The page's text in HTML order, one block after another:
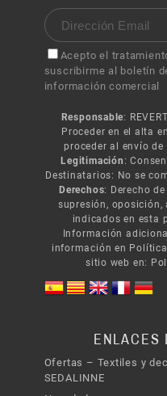
Acepto el
suscribirme al boletín
información comercial
Responsable:
Proceder en el alta
proceder al envío
Legitimación :
Destinatarios: No se
Derechos: Derecho
supresión, oposición,
indicados en esta
Información
información en
sitio web en:
ENLACES
Ofertas – Textiles y
SEDALINNE